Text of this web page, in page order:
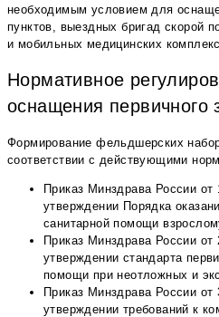
необходимым условием для
пунктов, выездных бригад скорой
и мобильных медицинских
Нормативное
оснащения первичного
Формирование фельдшерских
соответствии с действующими
Приказ Минздрава России
утверждении Порядка
санитарной помощи
Приказ Минздрава России
утверждении стандарта
помощи при неотложных и
Приказ Минздрава России
утверждении требований к